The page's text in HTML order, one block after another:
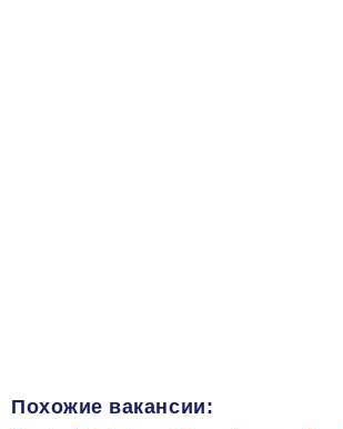
Похожие вакансии: